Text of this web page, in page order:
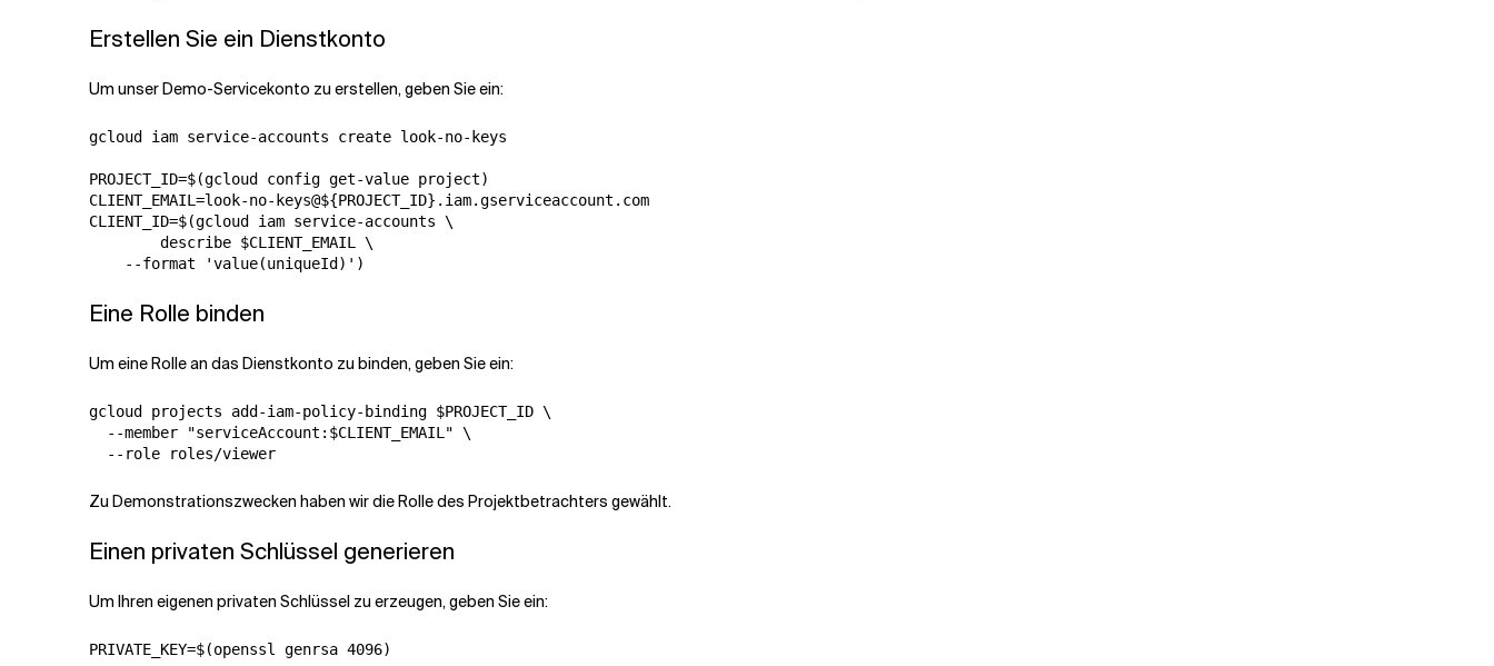
Erstellen Sie ein Dienstkonto
Um unser Demo-Servicekonto zu erstellen, geben Sie ein:
gcloud iam service-accounts create look-no-keys
PROJECT_ID=$(gcloud config get-value project)
CLIENT_EMAIL=look-no-keys@${PROJECT_ID}.iam.gserviceaccount.com
CLIENT_ID=$(gcloud iam service-accounts \
        describe $CLIENT_EMAIL \
Eine Rolle binden
Um eine Rolle an das Dienstkonto zu binden, geben Sie ein:
gcloud projects add-iam-policy-binding $PROJECT_ID \
  --member "serviceAccount:$CLIENT_EMAIL" \
Zu Demonstrationszwecken haben wir die Rolle des Projektbetrachters gewählt.
Einen privaten Schlüssel generieren
Um Ihren eigenen privaten Schlüssel zu erzeugen, geben Sie ein: